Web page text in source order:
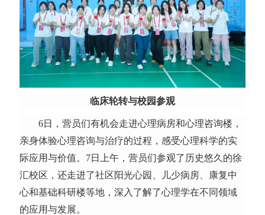
临床轮转与校园参观
6日，营员们有机会走进心理病房和心理咨询楼，
亲身体验心理咨询与治疗的过程，感受心理科学的实
际应用与价值。7日上午，营员们参观了历史悠久的徐
汇校区，还走进了社区阳光心园、儿少病房、康复中
心和基础科研楼等地，深入了解了心理学在不同领域
的应用与发展。